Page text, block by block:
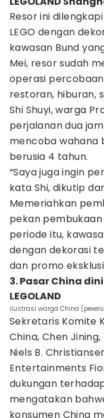
Resor ini
LEGO dengan
kawasan Bund
Mei, resor sudah
operasi
restoran, hiburan,
Shi Shuyi, warga
perjalanan dua
mencoba wahana
berusia 4 tahun.
“Saya juga ingin
kata Shi, dikutip
Memeriahkan
pekan pembukaan
periode itu,
dengan dekorasi
dan promo
3. Pasar China
LEGOLAND
ilustrasi warga China
Sekretaris Komite
China, Chen
Niels B.
Entertainments
dukungan
mengatakan
konsumen China